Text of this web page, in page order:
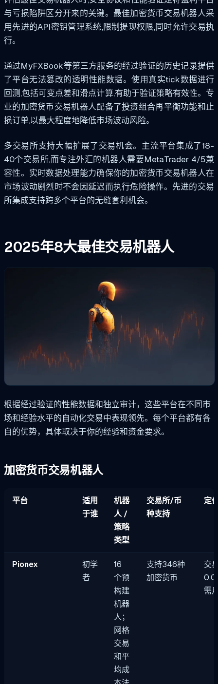
与亏损陷阱区分开来的关键。最佳加密货币交易机器人采
用先进的API密钥管理系统,限制提现权限,同时允许交易执
行。
通过MyFXBook等第三方服务的经过验证的历史记录提供
了平台无法篡改的透明性能数据。使用真实tick数据进行
回测,包括可变点差和滑点计算,有助于验证策略有效性。专
业的加密货币交易机器人配备了投资组合再平衡功能和止
损订单,以最大程度地降低市场波动风险。
多交易所支持大幅扩展了交易机会。主流平台集成了18-
40个交易所,而专注外汇的机器人需要MetaTrader 4/5兼
容性。实时数据处理能力确保你的加密货币交易机器人在
市场波动剧烈时不会因延迟而执行危险操作。先进的交易
所集成支持跨多个平台的无缝套利机会。
2025年8大最佳交易机器人
根据经过验证的性能数据和独立审计，这些平台在不同市
场和经验水平的自动化交易中表现领先。每个平台都有各
自的优势，具体取决于你的经验和资金要求。
加密货币交易机器人
平台
适用
于谁
机器
人 /
策略
类型
交易所/币
种支持
定
Pionex
初学
者
16
个预
构建
机器
人；
网格
交易
和平
均成
支持346种
加密货币
交
需